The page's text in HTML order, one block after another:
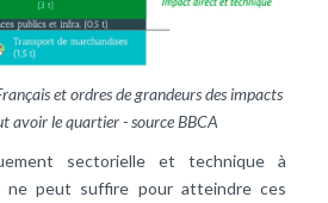
et ordres de grandeurs des impacts
avoir le quartier - source BBCA
sectorielle et technique à
ne peut suffire pour atteindre ces